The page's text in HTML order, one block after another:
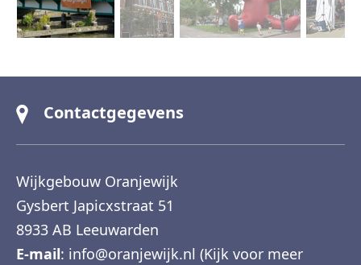
Contactgegevens
Wijkgebouw Oranjewijk
Gysbert Japicxstraat 51
8933 AB Leeuwarden
E-mail: info@oranjewijk.nl (Kijk voor meer